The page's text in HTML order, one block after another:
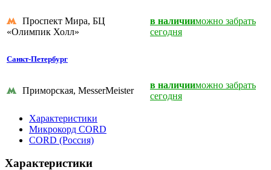
Проспект Мира, БЦ
«Олимпик Холл»
в наличииможно забрать
сегодня
Санкт-Петербург
Приморская, MesserMeister
в наличииможно забрать
сегодня
Характеристики
Микрокорд CORD
CORD (Россия)
Характеристики